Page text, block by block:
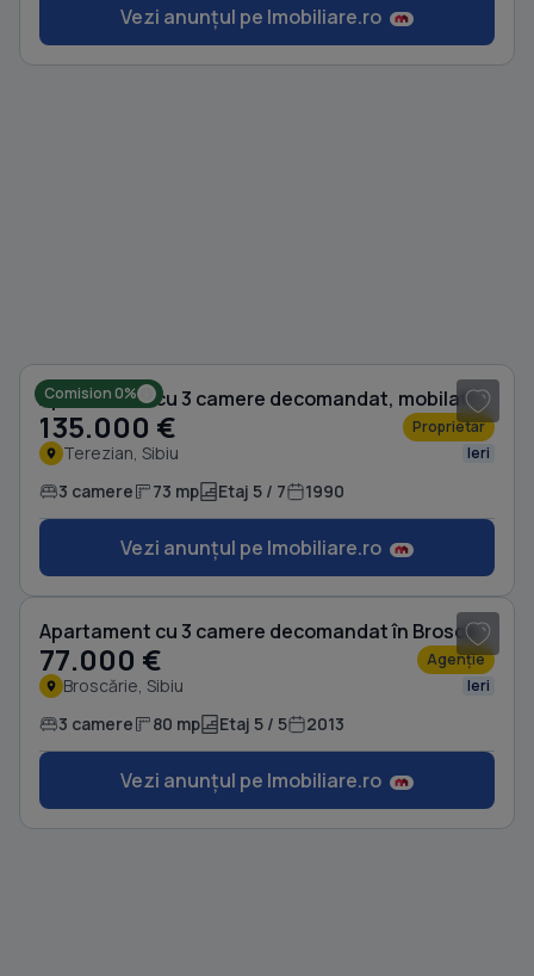
Vezi anunțul pe Imobiliare.ro
Comision 0% Apartament cu 3 camere decomandat, mobilat în Terezian
135.000 € Proprietar
Terezian, Sibiu Ieri
3 camere 73 mp Etaj 5 / 7 1990
Vezi anunțul pe Imobiliare.ro
Apartament cu 3 camere decomandat în Broscărie
77.000 € Agenție
Broscărie, Sibiu Ieri
3 camere 80 mp Etaj 5 / 5 2013
Vezi anunțul pe Imobiliare.ro